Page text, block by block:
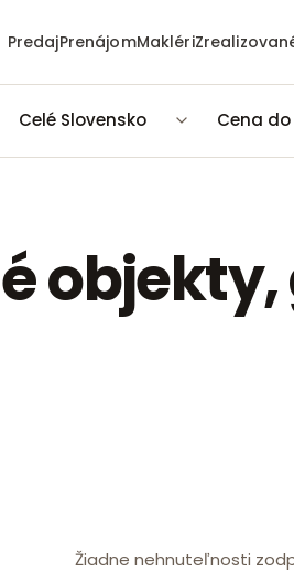
PredajPrenájomMakléri
Celé Slovensko Cena do
Žiadne nehnuteľnosti